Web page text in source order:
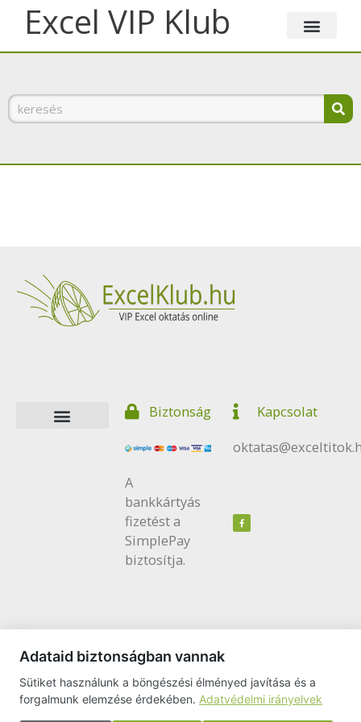
content
Excel VIP Klub
Keresés
szükséges sütiket.
Biztonság
A
bankkártyás
fizetést a
SimplePay
biztosítja.
Kapcsolat
c
e
b
Minden jog fenntartva © 2019 | ExcelKlub.hu
[ExcelTitok.hu]
Adataid biztonságban vannak
Sütiket használunk a böngészési élményed javítása és a
forgalmunk elemzése érdekében. Adatvédelmi irányelvek